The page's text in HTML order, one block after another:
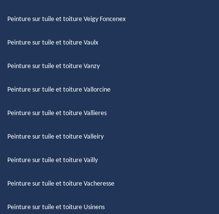
Peinture sur tuile et toiture Veigy Foncenex
Peinture sur tuile et toiture Vaulx
Peinture sur tuile et toiture Vanzy
Peinture sur tuile et toiture Vallorcine
Peinture sur tuile et toiture Vallieres
Peinture sur tuile et toiture Valleiry
Peinture sur tuile et toiture Vailly
Peinture sur tuile et toiture Vacheresse
Peinture sur tuile et toiture Usinens